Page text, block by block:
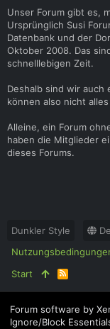
Unser Forum gibt es,
Ursprünglich Susi
Datenbank und der
Oktober 2008. Das
schnelllebigen Zeit.
Deshalb sind wir
können also nicht
Alleine, ein Forum
haben die Mitglieder
dieses Forums.
Dunkler Style
Start
R
S
S
Forum software by
Ignore/Block